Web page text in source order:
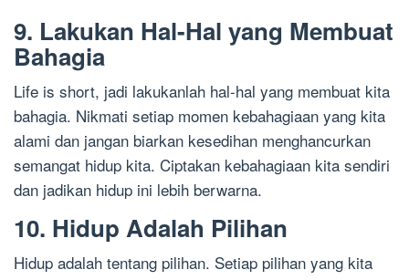
9. Lakukan Hal-Hal yang Membuat
Bahagia
Life is short, jadi lakukanlah hal-hal yang membuat kita
bahagia. Nikmati setiap momen kebahagiaan yang kita
alami dan jangan biarkan kesedihan menghancurkan
semangat hidup kita. Ciptakan kebahagiaan kita sendiri
dan jadikan hidup ini lebih berwarna.
10. Hidup Adalah Pilihan
Hidup adalah tentang pilihan. Setiap pilihan yang kita